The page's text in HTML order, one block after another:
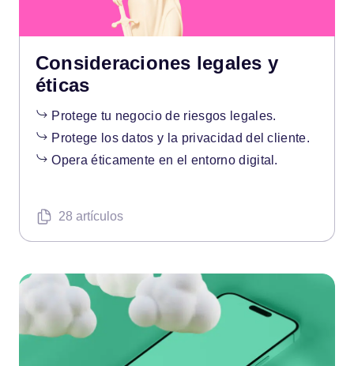
Consideraciones legales y
éticas
Protege tu negocio de riesgos legales.
Protege los datos y la privacidad del cliente.
Opera éticamente en el entorno digital.
28 artículos